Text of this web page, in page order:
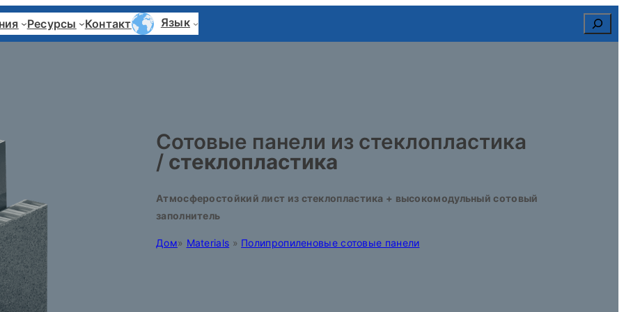
Ресурсы Контакт Язык Search
Сотовые панели из стеклопластика
/ стеклопластика
Атмосферостойкий лист из стеклопластика + высокомодульный сотовый
заполнитель
Дом» Materials » Полипропиленовые сотовые панели